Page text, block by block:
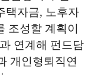
택자금, 노후자
조성할 계획이
연계해 펀드담
개인형퇴직연